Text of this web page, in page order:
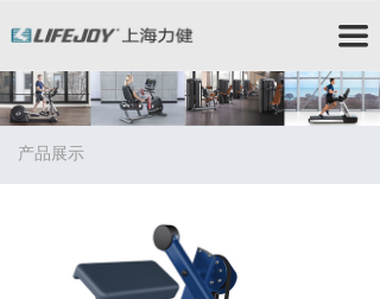
끀
驰跑步机/StarTrac跑步机/星驰健身器材/赛佰斯/赛佰斯
跑步机/CYBEX/赛佰斯健身器材/力健器械/力健
机/Lifefitness健身器材/时保雅跑步机/SportsArt跑步机/
时保雅健身器材/时保雅康复器材/时保雅康复设备
产品展示